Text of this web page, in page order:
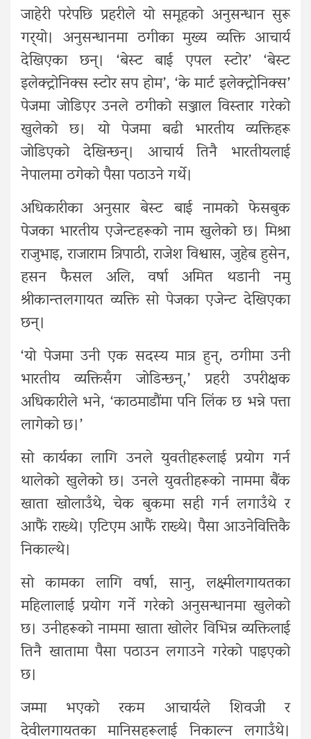
जाहेरी परेपछि प्रहरीले यो समूहको अनुसन्धान सुरू
गर्‍यो। अनुसन्धानमा ठगीका मुख्य व्यक्ति आचार्य
देखिएका छन्। ‘बेस्ट बाई एपल स्टोर’ ‘बेस्ट
इलेक्ट्रोनिक्स स्टोर सप होम’, ‘के मार्ट इलेक्ट्रोनिक्स’
पेजमा जोडिएर उनले ठगीको सञ्जाल विस्तार गरेको
खुलेको छ। यो पेजमा बढी भारतीय व्यक्तिहरू
जोडिएको देखिन्छन्। आचार्य तिनै भारतीयलाई
नेपालमा ठगेको पैसा पठाउने गर्थे।
अधिकारीका अनुसार बेस्ट बाई नामको फेसबुक
पेजका भारतीय एजेन्टहरूको नाम खुलेको छ। मिश्रा
राजुभाइ, राजाराम त्रिपाठी, राजेश विश्वास, जुहेब हुसेन,
हसन फैसल अलि, वर्षा अमित थडानी नमु
श्रीकान्तलगायत व्यक्ति सो पेजका एजेन्ट देखिएका
छन्।
‘यो पेजमा उनी एक सदस्य मात्र हुन्, ठगीमा उनी
भारतीय व्यक्तिसँग जोडिन्छन्,’ प्रहरी उपरीक्षक
अधिकारीले भने, ‘काठमाडौंमा पनि लिंक छ भन्ने पत्ता
लागेको छ।’
सो कार्यका लागि उनले युवतीहरूलाई प्रयोग गर्न
थालेको खुलेको छ। उनले युवतीहरूको नाममा बैंक
खाता खोलाउँथे, चेक बुकमा सही गर्न लगाउँथे र
आफैं राख्थे। एटिएम आफैं राख्थे। पैसा आउनेवित्तिकै
निकाल्थे।
सो कामका लागि वर्षा, सानु, लक्ष्मीलगायतका
महिलालाई प्रयोग गर्ने गरेको अनुसन्धानमा खुलेको
छ। उनीहरूको नाममा खाता खोलेर विभिन्न व्यक्तिलाई
तिनै खातामा पैसा पठाउन लगाउने गरेको पाइएको
छ।
जम्मा भएको रकम आचार्यले शिवजी र
देवीलगायतका मानिसहरूलाई निकाल्न लगाउँथे।